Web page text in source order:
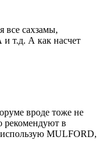
все сахзамы,
т.д. А как насчет
вроде тоже не
рекомендуют в
MULFORD,